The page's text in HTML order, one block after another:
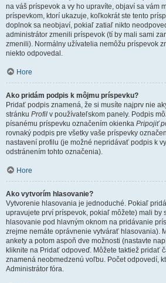
na váš príspevok a vy ho upravíte, objaví sa vám
príspevkom, ktorí ukazuje, koľkokrát ste tento
doplnok sa neobjaví, pokiaľ zatiaľ nikto
administrátor zmenili príspevok (tí by mali sami
zmenili). Normálny užívatelia nemôžu príspevok
niekto odpovedal.
Hore
Ako pridám podpis k môjmu príspevku?
Pridať podpis znamená, že si musíte najprv nie
stránku Profil v používateľskom panely. Podpis
písanému príspevku označením okienka Pripojiť
rovnaký podpis pre všetky vaše príspevky
nastavení profilu (je možné nepridávať podpis k
odstránením tohto označenia).
Hore
Ako vytvorím hlasovanie?
Vytvorenie hlasovania je jednoduché. Pokiaľ
upravujete prví príspevok, pokiaľ môžete) mali by
hlasovanie pod hlavným oknom na pridávanie
zrejme nemáte oprávnenie vytvárať hlasovania).
ankety a potom aspoň dve možnosti (nastavte
kliknite na Pridať odpoveď. Môžete taktiež pridať
znamená neobmedzenú voľbu. Počet odpovedí,
Administrátor fóra.